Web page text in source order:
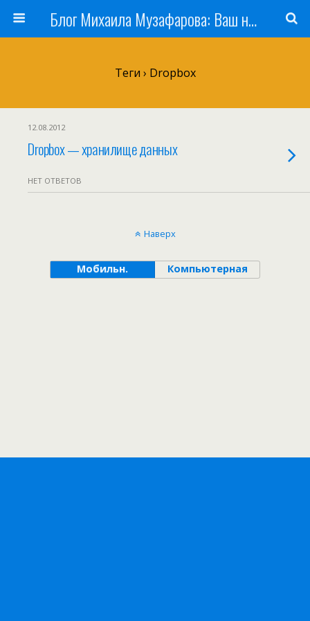
Блог Михаила Музафарова: Ваш наставник по заработку в Интернете
Теги › Dropbox
12.08.2012
Dropbox — хранилище данных
НЕТ ОТВЕТОВ
Наверх
Мобильн. Компьютерная